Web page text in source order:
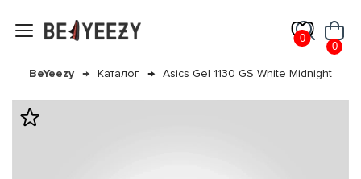
0
0
BeYeezy Каталог Asics Gel 1130 GS White Midnight